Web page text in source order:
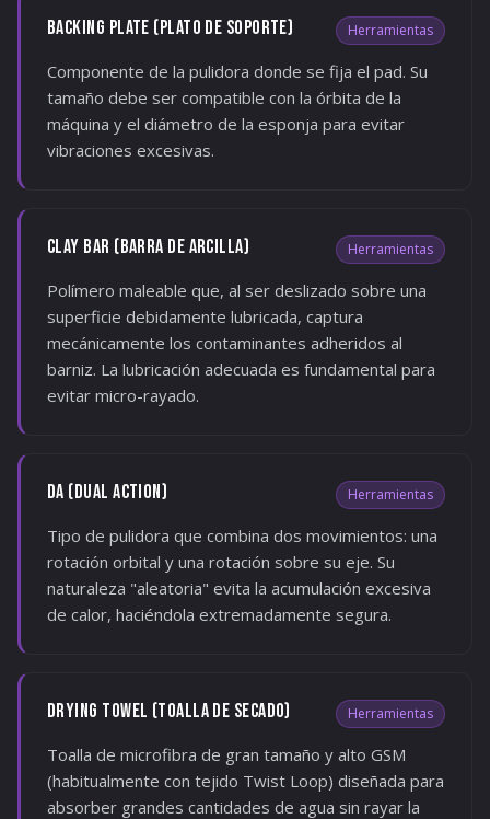
BACKING PLATE (PLATO DE SOPORTE) Herramientas
Componente de la pulidora donde se fija el pad. Su
tamaño debe ser compatible con la órbita de la
máquina y el diámetro de la esponja para evitar
vibraciones excesivas.
CLAY BAR (BARRA DE ARCILLA) Herramientas
Polímero maleable que, al ser deslizado sobre una
superficie debidamente lubricada, captura
mecánicamente los contaminantes adheridos al
barniz. La lubricación adecuada es fundamental para
evitar micro-rayado.
DA (DUAL ACTION) Herramientas
Tipo de pulidora que combina dos movimientos: una
rotación orbital y una rotación sobre su eje. Su
naturaleza "aleatoria" evita la acumulación excesiva
de calor, haciéndola extremadamente segura.
DRYING TOWEL (TOALLA DE SECADO) Herramientas
Toalla de microfibra de gran tamaño y alto GSM
(habitualmente con tejido Twist Loop) diseñada para
absorber grandes cantidades de agua sin rayar la